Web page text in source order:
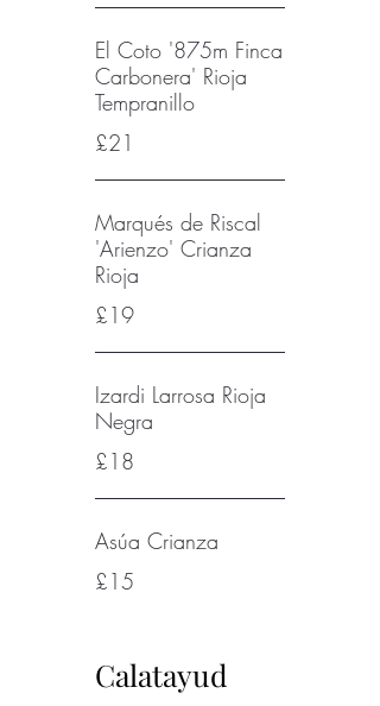
El Coto '875m Finca
Carbonera' Rioja
Tempranillo
£21
Marqués de Riscal
'Arienzo' Crianza
Rioja
£19
Izardi Larrosa Rioja
Negra
£18
Asúa Crianza
£15
Calatayud